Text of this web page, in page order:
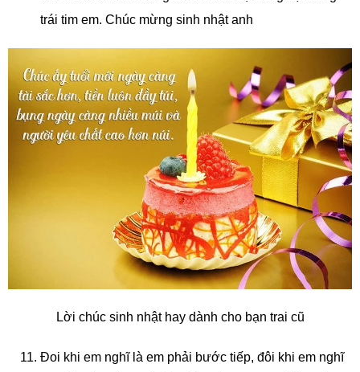
trái tim em. Chúc mừng sinh nhật anh
Lời chúc sinh nhật hay dành cho bạn trai cũ
Đoi khi em nghĩ là em phải bước tiếp, đôi khi em nghĩ